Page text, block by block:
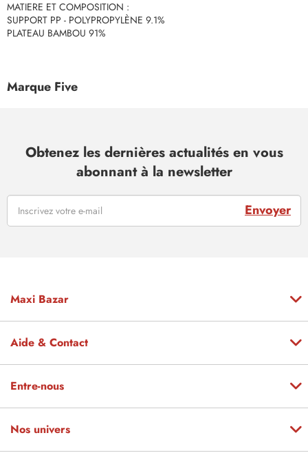
MATIERE ET COMPOSITION :
SUPPORT PP - POLYPROPYLÈNE 9.1%
PLATEAU BAMBOU 91%
Marque Five
Obtenez les dernières actualités en vous
abonnant à la newsletter
Envoyer
Maxi Bazar
Aide & Contact
Entre-nous
Nos univers